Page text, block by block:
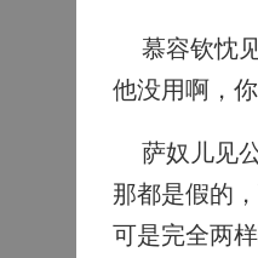
慕容钦忱见
他没用啊，
萨奴儿见公
那都是假的
可是完全两